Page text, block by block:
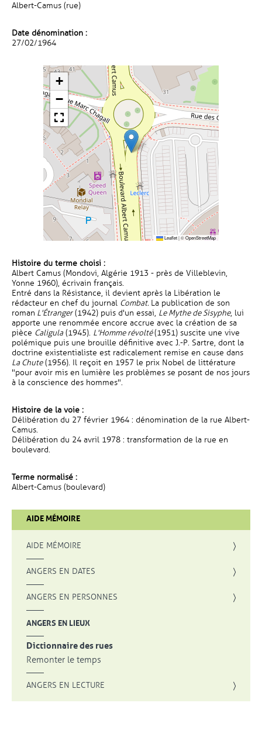
Albert-Camus (rue)
Date dénomination :
27/02/1964
+
−
Leaflet|©OpenStreetMap
Histoire du terme choisi :
Albert Camus (Mondovi, Algérie 1913 - près de Villeblevin,
Yonne 1960), écrivain français.
Entré dans la Résistance, il devient après la Libération le
rédacteur en chef du journal Combat. La publication de son
roman L'Étranger(1942) puis d'un essai, Le Mythe de Sisyphe, lui
apporte une renommée encore accrue avec la création de sa
pièce Caligula(1945). L'Homme révolté(1951) suscite une vive
polémique puis une brouille définitive avec J.-P. Sartre, dont la
doctrine existentialiste est radicalement remise en cause dans
La Chute(1956). Il reçoit en 1957 le prix Nobel de littérature
"pour avoir mis en lumière les problèmes se posant de nos jours
à la conscience des hommes".
Histoire de la voie :
Délibération du 27 février 1964 : dénomination de la rue Albert-
Camus.
Délibération du 24 avril 1978 : transformation de la rue en
boulevard.
Terme normalisé :
Albert-Camus (boulevard)
AIDE MÉMOIRE
AIDE MÉMOIRE
ANGERS EN DATES
ANGERS EN PERSONNES
ANGERS EN LIEUX
Dictionnaire des rues
Remonter le temps
ANGERS EN LECTURE